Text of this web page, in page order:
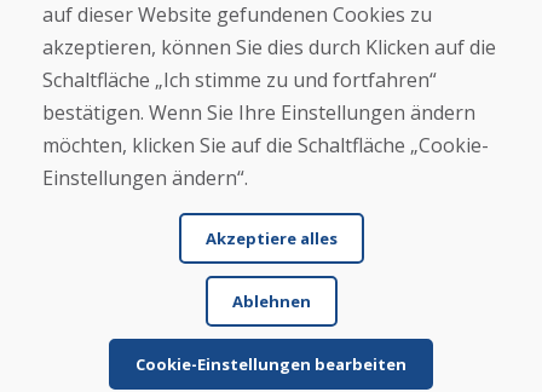
Zahlung
Beschwerde
Rückgabe und Umtausch von Waren
Cookies
© DOMIVOSPORT 2026, Alle Rechte vorbehalten
auf dieser Website gefundenen Cookies zu
akzeptieren, können Sie dies durch Klicken auf die
Schaltfläche „Ich stimme zu und fortfahren“
bestätigen. Wenn Sie Ihre Einstellungen ändern
möchten, klicken Sie auf die Schaltfläche „Cookie-
Einstellungen ändern“.
Akzeptiere alles
Ablehnen
Cookie-Einstellungen bearbeiten